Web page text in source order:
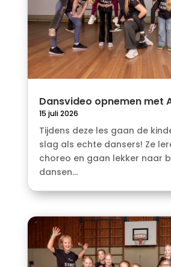
Dansvideo opnemen met
15 juli 2026
Tijdens deze les gaan de
slag als echte dansers! Ze
choreo en gaan lekker naar
dansen...